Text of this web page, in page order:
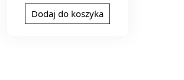
Dodaj do koszyka